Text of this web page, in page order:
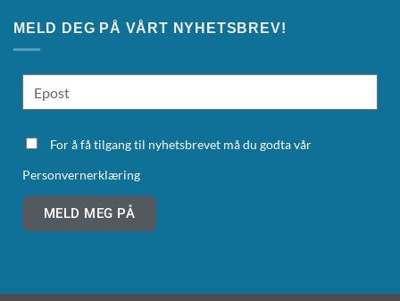
MELD DEG PÅ VÅRT NYHETSBREV!
For å få tilgang til nyhetsbrevet må du godta vår
Personvernerklæring
MELD MEG PÅ